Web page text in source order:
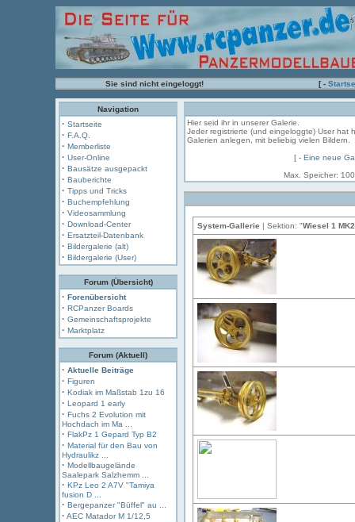
Sie sind nicht eingeloggt! [ -
Navigation
· Startseite
· F.A.Q.
· Memberliste
· User-Online
· Bausätze ausgepackt
· Bauberichte
· Tipps und Tricks
· Buchempfehlung
· Videosammlung
· Download-Center
· Ersatzteil-Datenbank
· Bildergalerie (alt)
· Bildergalerie (User)
Forum (Übersicht)
· Forenübersicht
· RCPanzer Boards
· Gemeinschaftsprojekte
· Marktplatz
Forum (Aktuell)
· Aktuelle Beiträge
· Figuren
· Kodiak im Maßstab 1zu 16
· Leopard 1 early
· Fuchs 2 Evolution mit
Hochdach im Ma ...
· FlakPz 1 Gepard Typ B2
· Material für den Bau von
Hydraulikz ...
· Modellbaugelände
Saalepark Salzhemm ...
· KPz Leo 2 A7V "Tamiya
fusion D ...
· Bergepanzer "Büffel" au ...
· AEC Matador M 1/12,5
Hier seid ihr in unserer Galerie.
Jeder registrierte (und eingeloggte) User hat
Galerien anlegen, mit beliebig vielen Bildern.
[ - Eine neue
Max. Speicher:
System-Gallerie | Sektion: "Wiesel 1